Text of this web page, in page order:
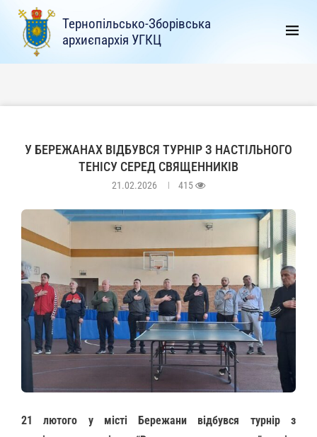
Тернопільсько-Зборівська
архиєпархія УГКЦ
У БЕРЕЖАНАХ ВІДБУВСЯ ТУРНІР З НАСТІЛЬНОГО
ТЕНІСУ СЕРЕД СВЯЩЕННИКІВ
21.02.2026 415
21 лютого у місті Бережани відбувся турнір з